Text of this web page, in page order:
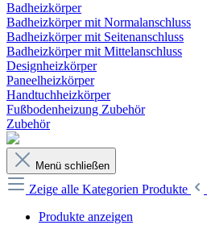
Badheizkörper
Badheizkörper mit Normalanschluss
Badheizkörper mit Seitenanschluss
Badheizkörper mit Mittelanschluss
Designheizkörper
Paneelheizkörper
Handtuchheizkörper
Fußbodenheizung Zubehör
Zubehör
Menü schließen
Zeige alle Kategorien Produkte
Produkte anzeigen